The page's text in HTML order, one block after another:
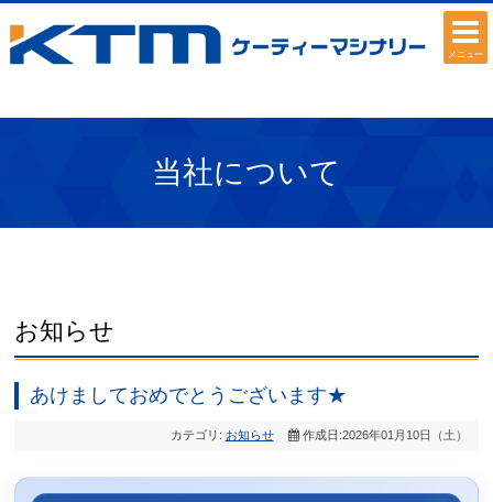
メニュー
当社について
お知らせ
あけましておめでとうございます★
カテゴリ: お知らせ 作成日:2026年01月10日（土）